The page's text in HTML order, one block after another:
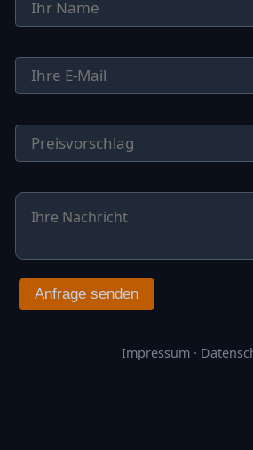
Anfrage senden
Impressum ·